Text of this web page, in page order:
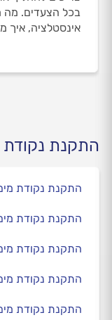
בכל הצעדים.
אינסטלציה, איך
התקנת נקודת
התקנת נקודת
התקנת נקודת
התקנת נקודת
התקנת נקודת מים
התקנת נקודת